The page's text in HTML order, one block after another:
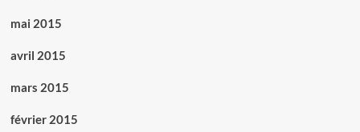
mai 2015
avril 2015
mars 2015
février 2015